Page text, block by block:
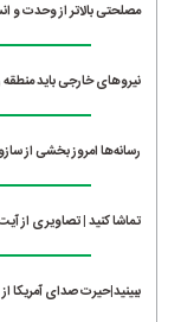
مصلحتی بالاتر از وحدت و
نیروهای خارجی باید منطقه
رسانه‌ها امروز بخشی از
تماشا کنید | تصاویری از
ببینید|حیرت صدای آمریکا